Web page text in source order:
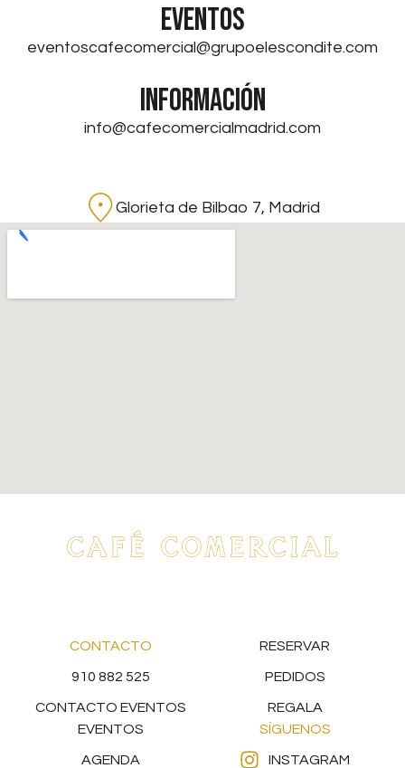
EVENTOS
eventoscafecomercial@grupoelescondite.com
INFORMACIÓN
info@cafecomercialmadrid.com
Glorieta de Bilbao 7, Madrid
CONTACTO
910 882 525
CONTACTO EVENTOS
RESERVAR
PEDIDOS
REGALA
EVENTOS
AGENDA
SÍGUENOS
INSTAGRAM